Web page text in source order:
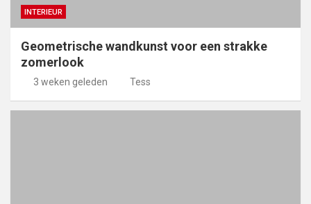
INTERIEUR
Geometrische wandkunst voor een strakke
zomerlook
3 weken geleden Tess